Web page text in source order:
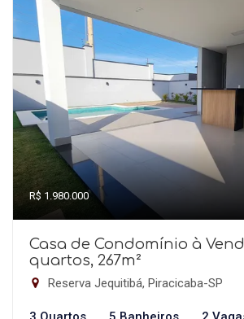
R$ 1.980.000
Casa de Condomínio à
quartos, 267m²
Reserva Jequitibá, Piracicaba-SP